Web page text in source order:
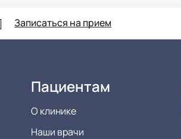
Записаться на прием
Пациентам
О клинике
Наши врачи